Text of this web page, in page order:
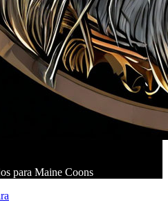
para Maine Coons